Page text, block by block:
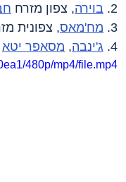
2. בוירה, צפון מזרח
3. מח'מאס, צפונית
4. ג'ינבה, מסאפר יטא
480p/mp4/file.mp4